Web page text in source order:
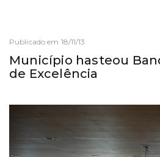
Publicado em 18/11/13
Município hasteou
de Excelência